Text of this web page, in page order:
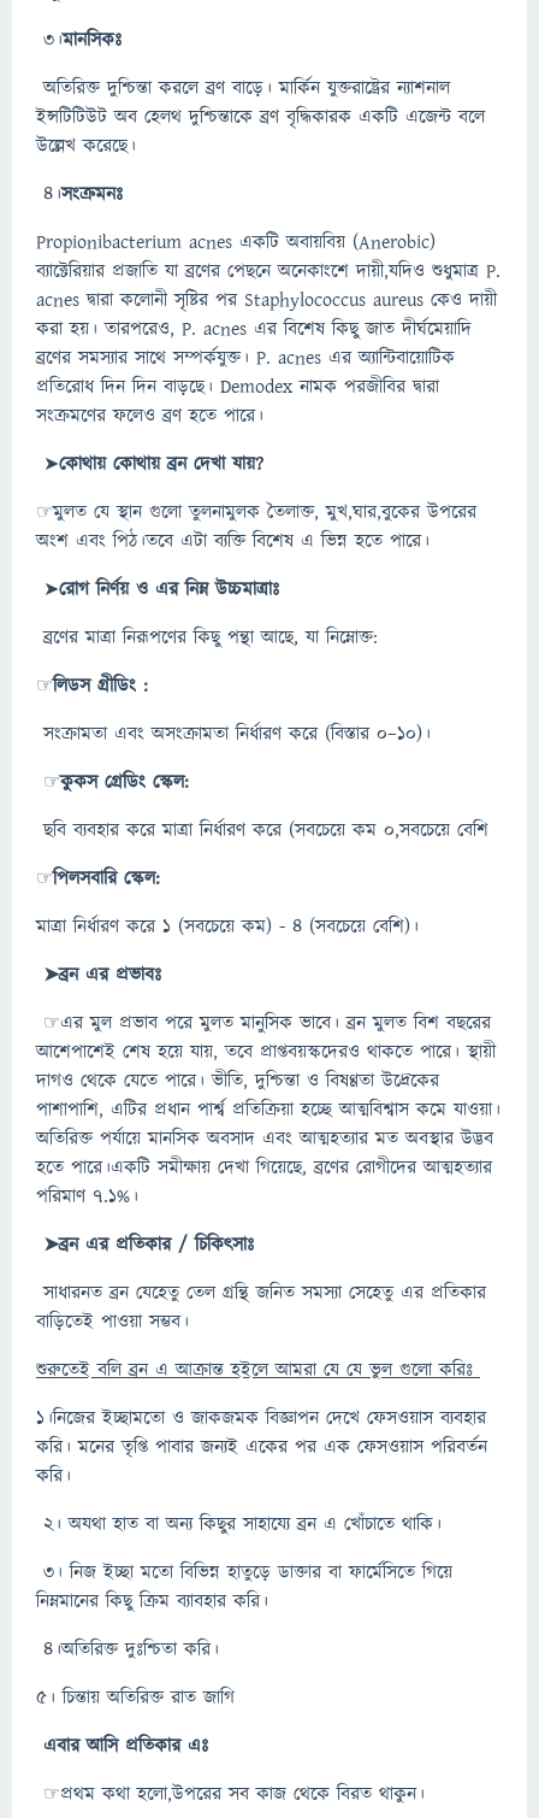
৩।মানসিকঃ
অতিরিক্ত দুশ্চিন্তা করলে ব্রণ বাড়ে। মার্কিন যুক্তরাষ্ট্রের ন্যাশনাল
ইন্সটিটিউট অব হেলথ দুশ্চিন্তাকে ব্রণ বৃদ্ধিকারক একটি এজেন্ট বলে
উল্লেখ করেছে।
৪।সংক্রমনঃ
Propionibacterium acnes একটি অবায়বিয় (Anerobic)
ব্যাক্টেরিয়ার প্রজাতি যা ব্রণের পেছনে অনেকাংশে দায়ী,যদিও শুধুমাত্র P.
acnes দ্বারা কলোনী সৃষ্টির পর Staphylococcus aureus কেও দায়ী
করা হয়। তারপরেও, P. acnes এর বিশেষ কিছু জাত দীর্ঘমেয়াদি
ব্রণের সমস্যার সাথে সম্পর্কযুক্ত। P. acnes এর অ্যান্টিবায়োটিক
প্রতিরোধ দিন দিন বাড়ছে। Demodex নামক পরজীবির দ্বারা
সংক্রমণের ফলেও ব্রণ হতে পারে।
➤কোথায় কোথায় ব্রন দেখা যায়?
☞মুলত যে স্থান গুলো তুলনামুলক তৈলাক্ত, মুখ,ঘার,বুকের উপরের
অংশ এবং পিঠ।তবে এটা ব্যক্তি বিশেষ এ ভিন্ন হতে পারে।
➤রোগ নির্ণয় ও এর নিম্ন উচ্চমাত্রাঃ
ব্রণের মাত্রা নিরূপণের কিছু পন্থা আছে, যা নিম্নোক্ত:
☞লিডস গ্রীডিং :
সংক্রামতা এবং অসংক্রামতা নির্ধারণ করে (বিস্তার ০–১০)।
☞কুকস গ্রেডিং স্কেল:
ছবি ব্যবহার করে মাত্রা নির্ধারণ করে (সবচেয়ে কম ০,সবচেয়ে বেশি
☞পিলসবারি স্কেল:
মাত্রা নির্ধারণ করে ১ (সবচেয়ে কম) - ৪ (সবচেয়ে বেশি)।
➤ব্রন এর প্রভাবঃ
☞এর মুল প্রভাব পরে মুলত মানুসিক ভাবে। ব্রন মুলত বিশ বছরের
আশেপাশেই শেষ হয়ে যায়, তবে প্রাপ্তবয়স্কদেরও থাকতে পারে। স্থায়ী
দাগও থেকে যেতে পারে। ভীতি, দুশ্চিন্তা ও বিষণ্ণতা উদ্রেকের
পাশাপাশি, এটির প্রধান পার্শ্ব প্রতিক্রিয়া হচ্ছে আত্মবিশ্বাস কমে যাওয়া।
অতিরিক্ত পর্যায়ে মানসিক অবসাদ এবং আত্মহত্যার মত অবস্থার উদ্ভব
হতে পারে।একটি সমীক্ষায় দেখা গিয়েছে, ব্রণের রোগীদের আত্মহত্যার
পরিমাণ ৭.১%।
➤ব্রন এর প্রতিকার / চিকিৎসাঃ
সাধারনত ব্রন যেহেতু তেল গ্রন্থি জনিত সমস্যা সেহেতু এর প্রতিকার
বাড়িতেই পাওয়া সম্ভব।
শুরুতেই বলি ব্রন এ আক্রান্ত হইলে আমরা যে যে ভুল গুলো করিঃ
১।নিজের ইচ্ছামতো ও জাকজমক বিজ্ঞাপন দেখে ফেসওয়াস ব্যবহার
করি। মনের তৃপ্তি পাবার জন্যই একের পর এক ফেসওয়াস পরিবর্তন
করি।
২। অযথা হাত বা অন্য কিছুর সাহায্যে ব্রন এ খোঁচাতে থাকি।
৩। নিজ ইচ্ছা মতো বিভিন্ন হাতুড়ে ডাক্তার বা ফার্মেসিতে গিয়ে
নিম্নমানের কিছু ক্রিম ব্যাবহার করি।
৪।অতিরিক্ত দুঃশ্চিতা করি।
৫। চিন্তায় অতিরিক্ত রাত জাগি
এবার আসি প্রতিকার এঃ
☞প্রথম কথা হলো,উপরের সব কাজ থেকে বিরত থাকুন।